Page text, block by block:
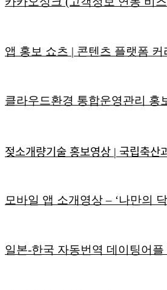
앱 홍보 쇼츠 | 콘텐츠 플랫폼
클라우드환경 통합운영관리 홍
젖소개량기술 홍보영상 |
모바일 앱 소개영상 – ‘나만의
일본-한국 자동번역 데이팅어플